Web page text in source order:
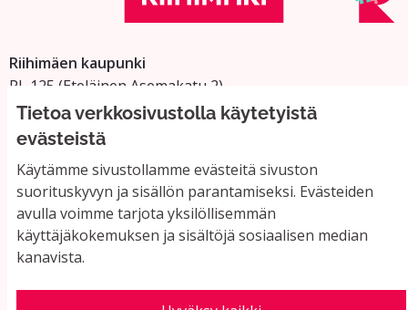
Tietoa verkkosivustolla käytetyistä
evästeistä
Käytämme sivustollamme evästeitä sivuston
suorituskyvyn ja sisällön parantamiseksi. Evästeiden
avulla voimme tarjota yksilöllisemmän
käyttäjäkokemuksen ja sisältöjä sosiaalisen median
kanavista.
Riihimäen kaupunki
PL 125 (Eteläinen Asemakatu 2)
11101 Riihimäki
Vaihde: 019 758 4000
Sähköpostiosoitteet:
etunimi.sukunimi@riihimaki.fi
Yhteystiedot ja usein kysyttyä
Käyttöehdot